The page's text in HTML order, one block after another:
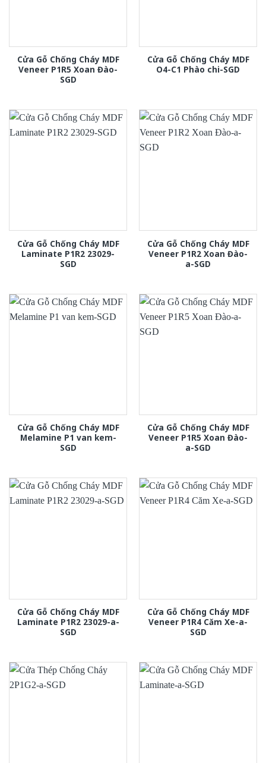
Cửa Gỗ Chống Cháy MDF
Veneer P1R5 Xoan Đào-
SGD
Cửa Gỗ Chống Cháy MDF
O4-C1 Phào chi-SGD
Cửa Gỗ Chống Cháy MDF
Laminate P1R2 23029-
SGD
Cửa Gỗ Chống Cháy MDF
Veneer P1R2 Xoan Đào-
a-SGD
Cửa Gỗ Chống Cháy MDF
Melamine P1 van kem-
SGD
Cửa Gỗ Chống Cháy MDF
Veneer P1R5 Xoan Đào-
a-SGD
Cửa Gỗ Chống Cháy MDF
Laminate P1R2 23029-a-
SGD
Cửa Gỗ Chống Cháy MDF
Veneer P1R4 Căm Xe-a-
SGD